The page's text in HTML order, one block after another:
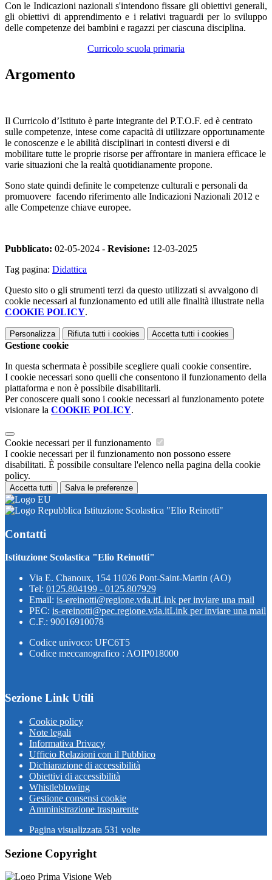
Con le Indicazioni nazionali s'intendonofissare gli obiettivi generali,
gli obiettivi di apprendimento e i relativi traguardi per lo sviluppo
delle competenze dei bambini e ragazzi perciascuna disciplina.
Curricolo scuola primaria
Argomento
Il Curricolo d’Istituto è parte integrante del P.T.O.F. ed è centrato
sulle competenze, intese come capacità di utilizzare opportunamente
le conoscenze e le abilità disciplinari in contesti diversi e di
mobilitare tutte le proprie risorse per affrontare in maniera efficace le
varie situazioni che la realtà quotidianamente propone.
Sono state quindi definite le competenze culturali e personali da
promuovere facendo riferimento alle Indicazioni Nazionali 2012 e
alle Competenze chiave europee.
Pubblicato: 02-05-2024 - Revisione: 12-03-2025
Tag pagina: Didattica
Questo sito o gli strumenti terzi da questo utilizzati si avvalgono di
cookie necessari al funzionamento ed utili alle finalità illustrate nella
COOKIE POLICY.
Personalizza Rifiuta tutti i cookies Accetta tutti i cookies
Gestione cookie
In questa schermata è possibile scegliere quali cookie consentire.
I cookie necessari sono quelli che consentono il funzionamento della
piattaforma e non è possibile disabilitarli.
Per conoscere quali sono i cookie necessari al funzionamento potete
visionare la COOKIE POLICY.
Cookie necessari per il funzionamento
I cookie necessari per il funzionamento non possono essere
disabilitati. È possibile consultare l'elenco nella pagina della cookie
policy.
Accetta tutti Salva le preferenze
Istituzione Scolastica "Elio Reinotti"
Contatti
Istituzione Scolastica "Elio Reinotti"
Via E. Chanoux, 154 11026 Pont-Saint-Martin (AO)
Tel: 0125.804199 - 0125.807929
Email: is-ereinotti@regione.vda.itLink per inviare una mail
PEC: is-ereinotti@pec.regione.vda.itLink per inviare una mail
C.F.: 90016910078
Codice univoco: UFC6T5
Codice meccanografico : AOIP018000
Sezione Link Utili
Cookie policy
Note legali
Informativa Privacy
Ufficio Relazioni con il Pubblico
Dichiarazione di accessibilità
Obiettivi di accessibilità
Whistleblowing
Gestione consensi cookie
Amministrazione trasparente
Pagina visualizzata 531 volte
Sezione Copyright